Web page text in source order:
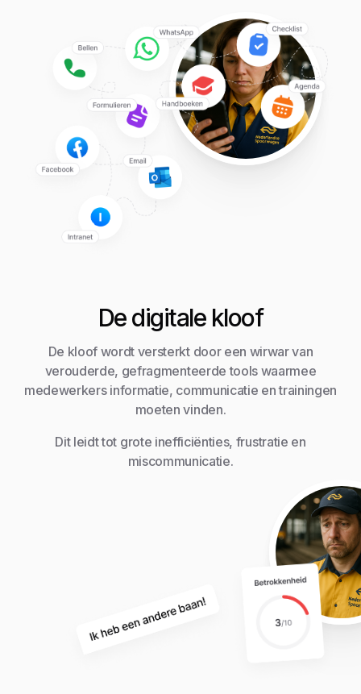
De digitale kloof
De kloof wordt versterkt door een wirwar van
verouderde, gefragmenteerde tools waarmee
medewerkers informatie, communicatie en trainingen
moeten vinden.
Dit leidt tot grote inefficiënties, frustratie en
miscommunicatie.